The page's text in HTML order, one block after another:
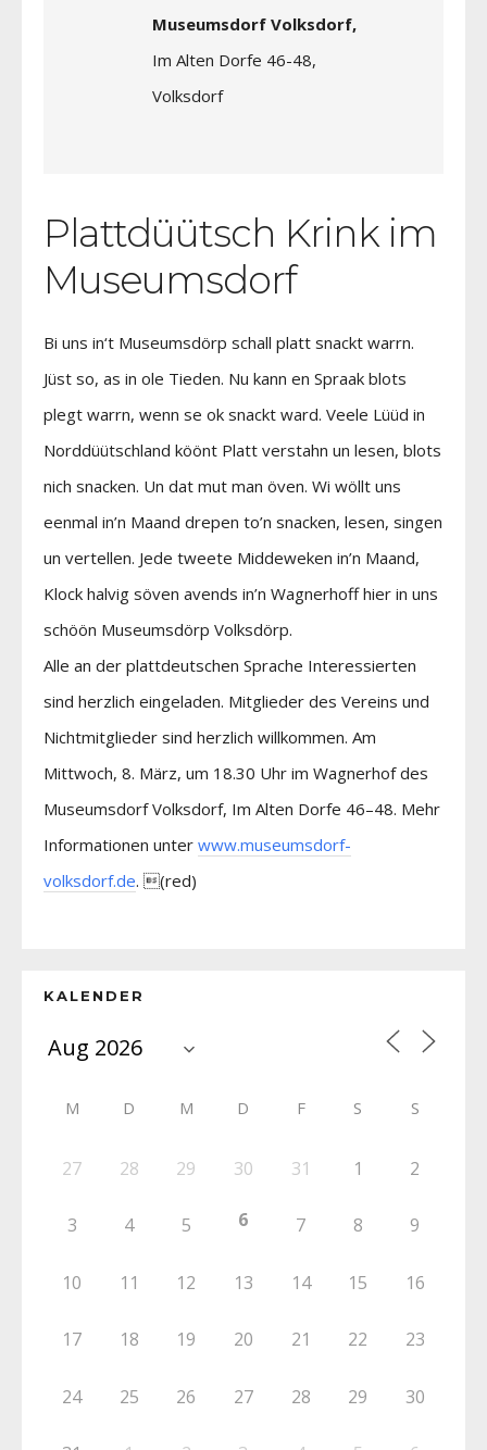
Museumsdorf Volksdorf,
Im Alten Dorfe 46-48,
Volksdorf
Plattdüütsch Krink im
Museumsdorf
Bi uns in‘t Museumsdörp schall platt snackt warrn.
Jüst so, as in ole Tieden. Nu kann en Spraak blots
plegt warrn, wenn se ok snackt ward. Veele Lüüd in
Norddüütschland köönt Platt verstahn un lesen, blots
nich snacken. Un dat mut man öven. Wi wöllt uns
eenmal in’n Maand drepen to’n snacken, lesen, singen
un vertellen. Jede tweete Middeweken in’n Maand,
Klock halvig söven avends in’n Wagnerhoff hier in uns
schöön Museumsdörp Volksdörp.
Alle an der plattdeutschen Sprache Interessierten
sind herzlich eingeladen. Mitglieder des Vereins und
Nichtmitglieder sind herzlich willkommen. Am
Mittwoch, 8. März, um 18.30 Uhr im Wagnerhof des
Museumsdorf Volksdorf, Im Alten Dorfe 46–48. Mehr
Informationen unter www.museumsdorf-
volksdorf.de. (red)
KALENDER
M D M D F S S
27 28 29 30 31 1 2
3 4 5 6 7 8 9
10 11 12 13 14 15 16
17 18 19 20 21 22 23
24 25 26 27 28 29 30